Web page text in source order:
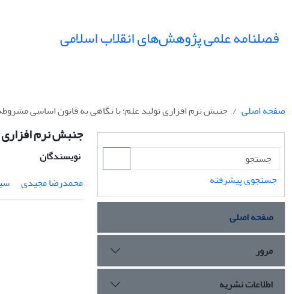
فصلنامه علمی پژوهش‌های انقلاب اسلامی
صفحه اصلی جنبش نرم افزاری تولید علم؛ با نگاهی به قانون اساسی
جنبش نرم افزاری
نویسندگان
محمدرضا مجیدی
جستجوی پیشرفته
صفحه اصلی
مرور
اطلاعات نشریه